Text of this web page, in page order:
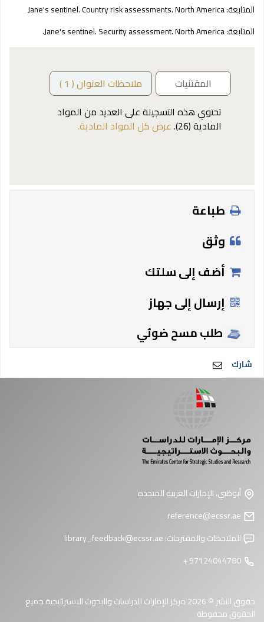
المتابعة:Jane's sentinel. Country risk assessments. North America
المتابعة:Jane's sentinel. Security assessment. North America.
المقتنيات
ملاحظات العنوان ( 1 )
تحتوي هذه التسجيلة على العديد من المواد
المادية (26).
عرض كل المواد المادية.
طباعة
وثق
أضف إلى سلتك
إرسال إلى جهاز
طلب مسح ضوئي
شارك
أبوظبي، الإمارات العربية المتحدة
الملاحظات والمقترحات:library_feedback@ecssr.ae
حقوق النشر © 2026 مركز الإمارات للدراسات والبحوث الاستراتيجية جميع
الحقوق محفوظة